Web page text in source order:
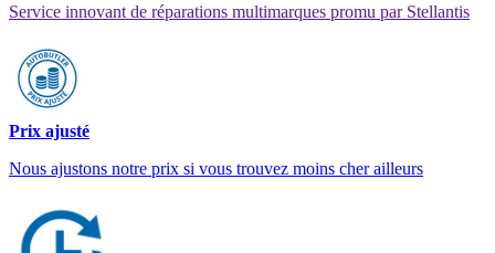
Service innovant de réparations multimarques promu par Stellantis
Prix ajusté
Nous ajustons notre prix si vous trouvez moins cher ailleurs